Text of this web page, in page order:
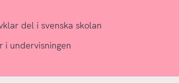
del i svenska skolan
i undervisningen